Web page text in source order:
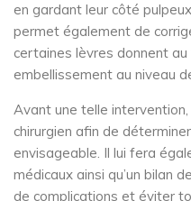
en gardant leur côté
permet également de
certaines lèvres donnent
embellissement au niveau
Avant une telle
chirurgien afin de
envisageable. Il lui fera
médicaux ainsi qu’un bilan
de complications et éviter